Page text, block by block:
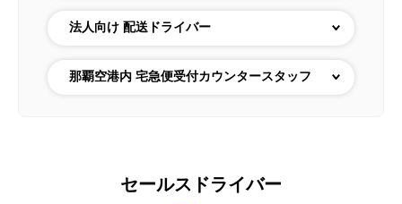
法人向け 配送ドライバー
那覇空港内 宅急便受付カウンタースタッフ
セールスドライバー